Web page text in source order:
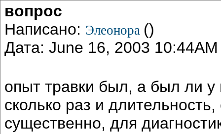
вопрос
Написано: Элеонора ()
Дата: June 16, 2003 10:44AM
опыт травки был, а был ли
сколько раз и
существенно, для